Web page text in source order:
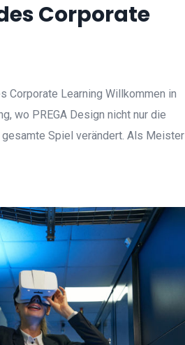
Corporate
Corporate Learning Willkommen in
wo PREGA Design nicht nur die
Spiel verändert. Als Meister